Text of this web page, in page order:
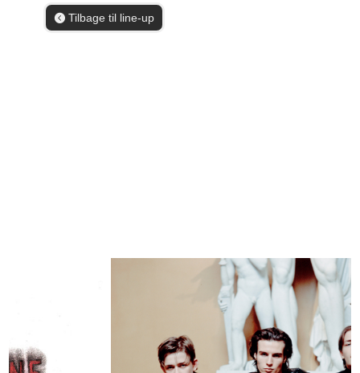
Tilbage til line-up